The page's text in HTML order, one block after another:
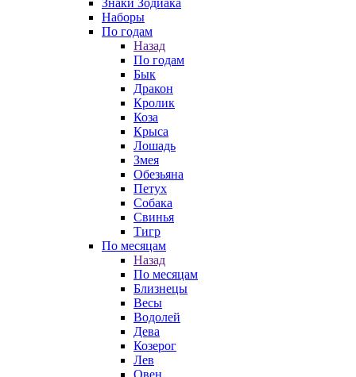
Знаки Зодиака
Наборы
По годам
Назад
По годам
Бык
Дракон
Кролик
Коза
Крыса
Лошадь
Змея
Обезьяна
Петух
Собака
Свинья
Тигр
По месяцам
Назад
По месяцам
Близнецы
Весы
Водолей
Дева
Козерог
Лев
Овен